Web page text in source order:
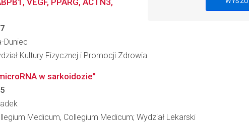
VEGF, PPARG, ACTN3,
Duniec
Kultury Fizycznej i Promocji Zdrowia
w sarkoidozie"
Medicum, Collegium Medicum; Wydział Lekarski